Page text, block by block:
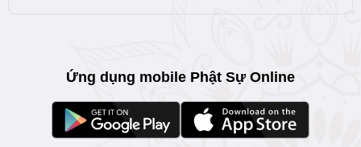
Ứng dụng mobile Phật Sự Online